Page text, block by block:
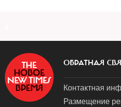
ОБРАТНАЯ
Контактная
Размещение